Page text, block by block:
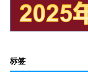
标签